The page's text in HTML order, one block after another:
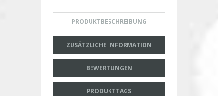
PRODUKTBESCHREIBUNG
ZUSÄTZLICHE INFORMATION
BEWERTUNGEN
PRODUKTTAGS